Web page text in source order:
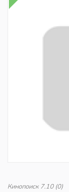
Кинопоиск 7.10(0)